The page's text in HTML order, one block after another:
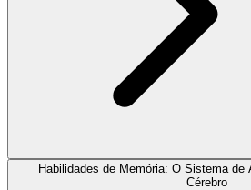
Habilidades de Memória: O Sistema de
Cérebro